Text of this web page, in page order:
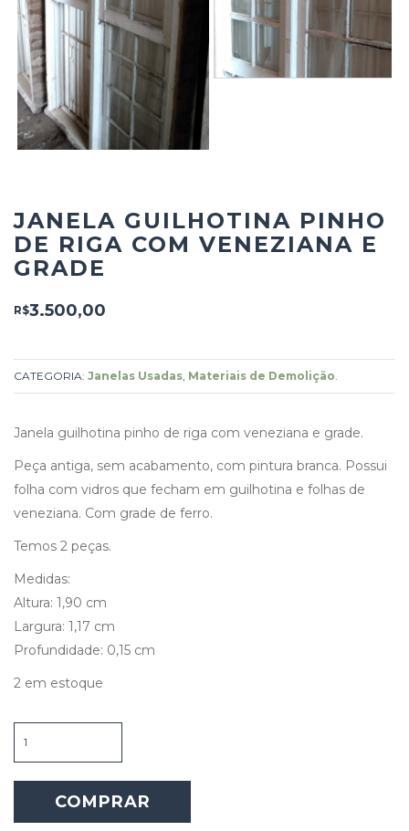
JANELA GUILHOTINA PINHO
DE RIGA COM VENEZIANA E
GRADE
R$3.500,00
CATEGORIA: Janelas Usadas Materiais de Demolição
Janela guilhotina pinho de riga com veneziana e grade.
Peça antiga, sem acabamento, com pintura branca. Possui
folha com vidros que fecham em guilhotina e folhas de
veneziana. Com grade de ferro.
Temos 2 peças.
Medidas:
Altura: 1,90 cm
Largura: 1,17 cm
Profundidade: 0,15 cm
2 em estoque
Guilhotina
Pinho
de
com
COMPRAR